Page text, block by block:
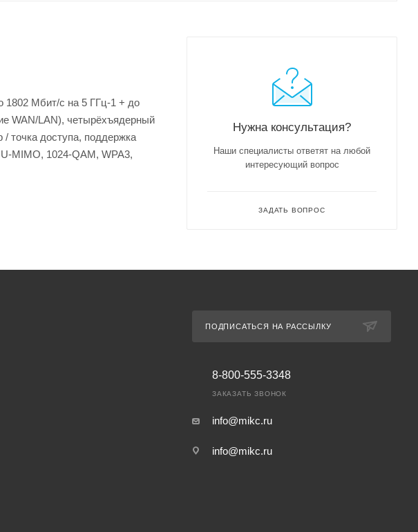
Мбит/с на 5 ГГц-1 + до
WAN/LAN), четырёхъядерный
точка доступа, поддержка
MIMO, 1024-QAM, WPA3,
Нужна консультация?
Наши специалисты ответят на любой
интересующий вопрос
ЗАДАТЬ ВОПРОС
ПОДПИСАТЬСЯ НА РАССЫЛКУ
8-800-555-3348
ЗАКАЗАТЬ ЗВОНОК
info@mikc.ru
info@mikc.ru